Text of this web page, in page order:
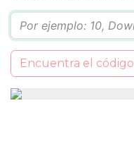
Encuentra el código